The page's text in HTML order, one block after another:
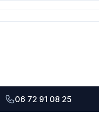
06 72 91 08 25